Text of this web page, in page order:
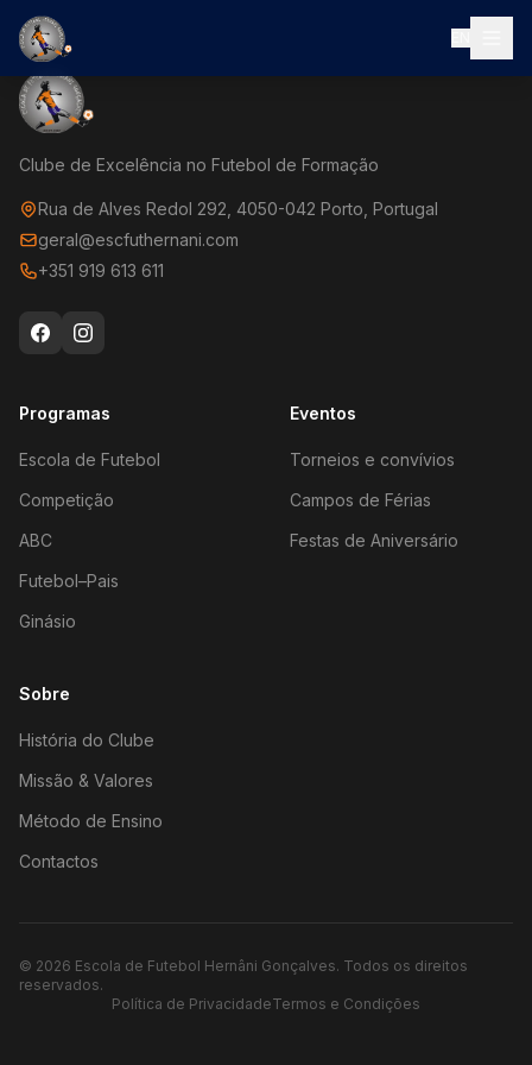
Clube de Excelência no Futebol de Formação
Rua de Alves Redol 292, 4050-042 Porto, Portugal
geral@escfuthernani.com
+351 919 613 611
Programas
Escola de Futebol
Competição
ABC
Futebol–Pais
Ginásio
Eventos
Torneios e convívios
Campos de Férias
Festas de Aniversário
Sobre
História do Clube
Missão & Valores
Método de Ensino
Contactos
© 2026 Escola de Futebol Hernâni Gonçalves. Todos os direitos
reservados.
Política de PrivacidadeTermos e Condições